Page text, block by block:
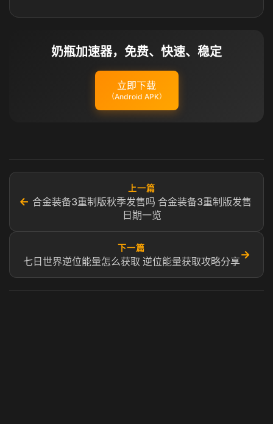
奶瓶加速器，免费、快速、稳定
立即下载
（Android APK）
←
上一篇
合金装备3重制版秋季发售吗 合金装备3重制版发售
日期一览
下一篇
七日世界逆位能量怎么获取 逆位能量获取攻略分享​
→